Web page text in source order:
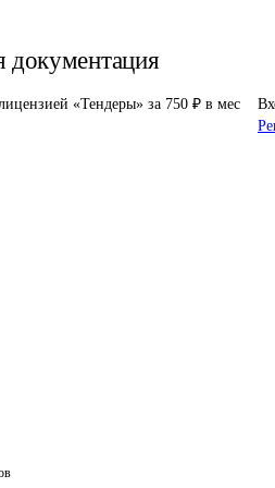
документация
«Тендеры» за 750 ₽ в мес